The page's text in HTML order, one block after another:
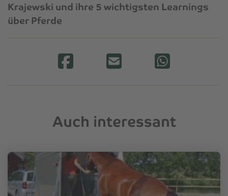
Krajewski und ihre 5 wichtigsten Learnings
über Pferde
Auch interessant